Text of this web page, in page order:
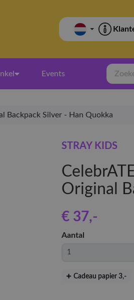
Events
Zoeken
Backpack Silver - Han Quokka
STRAY KIDS
Original
€ 37,-
Aantal
Cadeau papier 3,-